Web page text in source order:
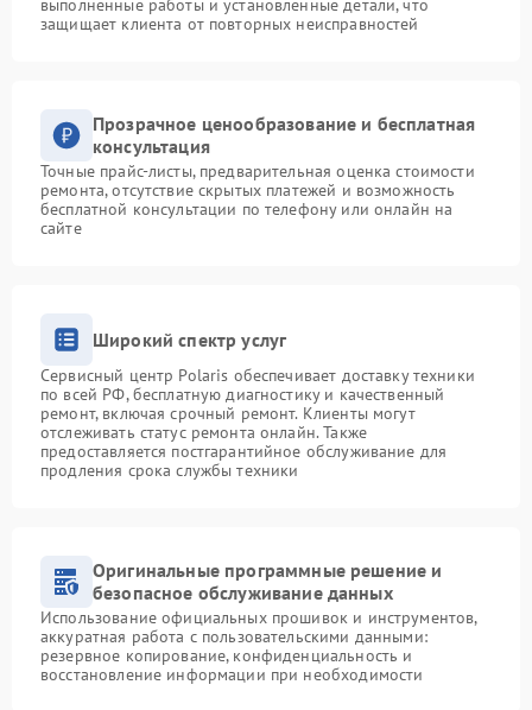
выполненные работы и установленные детали, что
защищает клиента от повторных неисправностей
Прозрачное ценообразование и бесплатная
консультация
Точные прайс-листы, предварительная оценка стоимости
ремонта, отсутствие скрытых платежей и возможность
бесплатной консультации по телефону или онлайн на
сайте
Широкий спектр услуг
Сервисный центр Polaris обеспечивает доставку техники
по всей РФ, бесплатную диагностику и качественный
ремонт, включая срочный ремонт. Клиенты могут
отслеживать статус ремонта онлайн. Также
предоставляется постгарантийное обслуживание для
продления срока службы техники
Оригинальные программные решение и
безопасное обслуживание данных
Использование официальных прошивок и инструментов,
аккуратная работа с пользовательскими данными:
резервное копирование, конфиденциальность и
восстановление информации при необходимости